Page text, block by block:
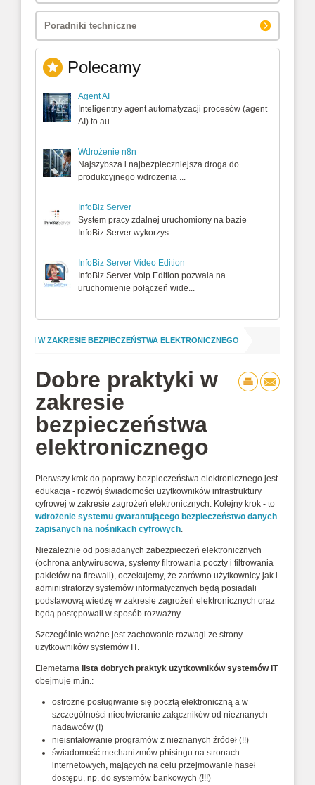
Poradniki techniczne
Polecamy
Agent AI
Inteligentny agent automatyzacji procesów (agent
AI) to au...
Wdrożenie n8n
Najszybsza i najbezpieczniejsza droga do
produkcyjnego wdrożenia ...
InfoBiz Server
System pracy zdalnej uruchomiony na bazie
InfoBiz Server wykorzys...
InfoBiz Server Video Edition
InfoBiz Server Voip Edition pozwala na
uruchomienie połączeń wide...
W ZAKRESIE BEZPIECZEŃSTWA ELEKTRONICZNEGO
Dobre praktyki w
zakresie
bezpieczeństwa
elektronicznego
Pierwszy krok do poprawy bezpieczeństwa elektronicznego jest
edukacja - rozwój świadomości użytkowników infrastruktury
cyfrowej w zakresie zagrożeń elektronicznych. Kolejny krok - to
wdrożenie systemu gwarantującego bezpieczeństwo danych
zapisanych na nośnikach cyfrowych.
Niezależnie od posiadanych zabezpieczeń elektronicznych
(ochrona antywirusowa, systemy filtrowania poczty i filtrowania
pakietów na firewall), oczekujemy, że zarówno użytkownicy jak i
administratorzy systemów informatycznych będą posiadali
podstawową wiedzę w zakresie zagrożeń elektronicznych oraz
będą postępowali w sposób rozważny.
Szczególnie ważne jest zachowanie rozwagi ze strony
użytkowników systemów IT.
Elemetarna lista dobrych praktyk użytkowników systemów IT
obejmuje m.in.:
ostrożne posługiwanie się pocztą elektroniczną a w
szczególności nieotwieranie załączników od nieznanych
nadawców (!)
nieisntalowanie programów z nieznanych źródeł (!!)
świadomość mechanizmów phisingu na stronach
internetowych, mających na celu przejmowanie haseł
dostępu, np. do systemów bankowych (!!!)